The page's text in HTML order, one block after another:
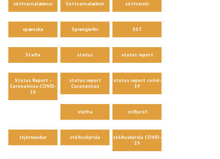
sóttvarnalæknar Sóttvarnalæknir sóttvarnir
spænska Sprengiefni SST
Staða status status report
Status Report -
Coronavirus-COVID-
19
status report
Coronavirus
status report covid-
19
stefna stíflurof
stjórnendur stöðuskýrsla
stöðuskýrsla COVID-
19